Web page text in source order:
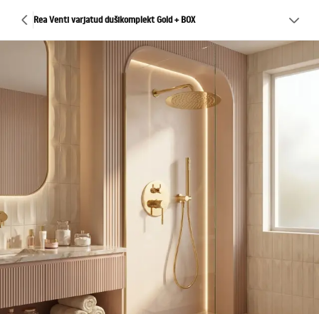
Rea Venti varjatud dušikomplekt Gold + BOX